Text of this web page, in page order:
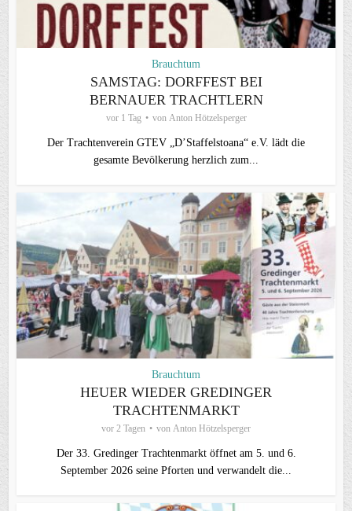
Brauchtum
SAMSTAG: DORFFEST BEI
BERNAUER TRACHTLERN
vor 1 Tag von Anton Hötzelsperger
Der Trachtenverein GTEV „D’Staffelstoana“ e.V. lädt die
gesamte Bevölkerung herzlich zum...
Brauchtum
HEUER WIEDER GREDINGER
TRACHTENMARKT
vor 2 Tagen von Anton Hötzelsperger
Der 33. Gredinger Trachtenmarkt öffnet am 5. und 6.
September 2026 seine Pforten und verwandelt die...